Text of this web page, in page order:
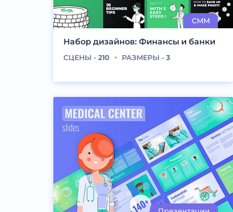
Набор дизайнов: Финансы и банки
СЦЕНЫ -210 РАЗМЕРЫ -3